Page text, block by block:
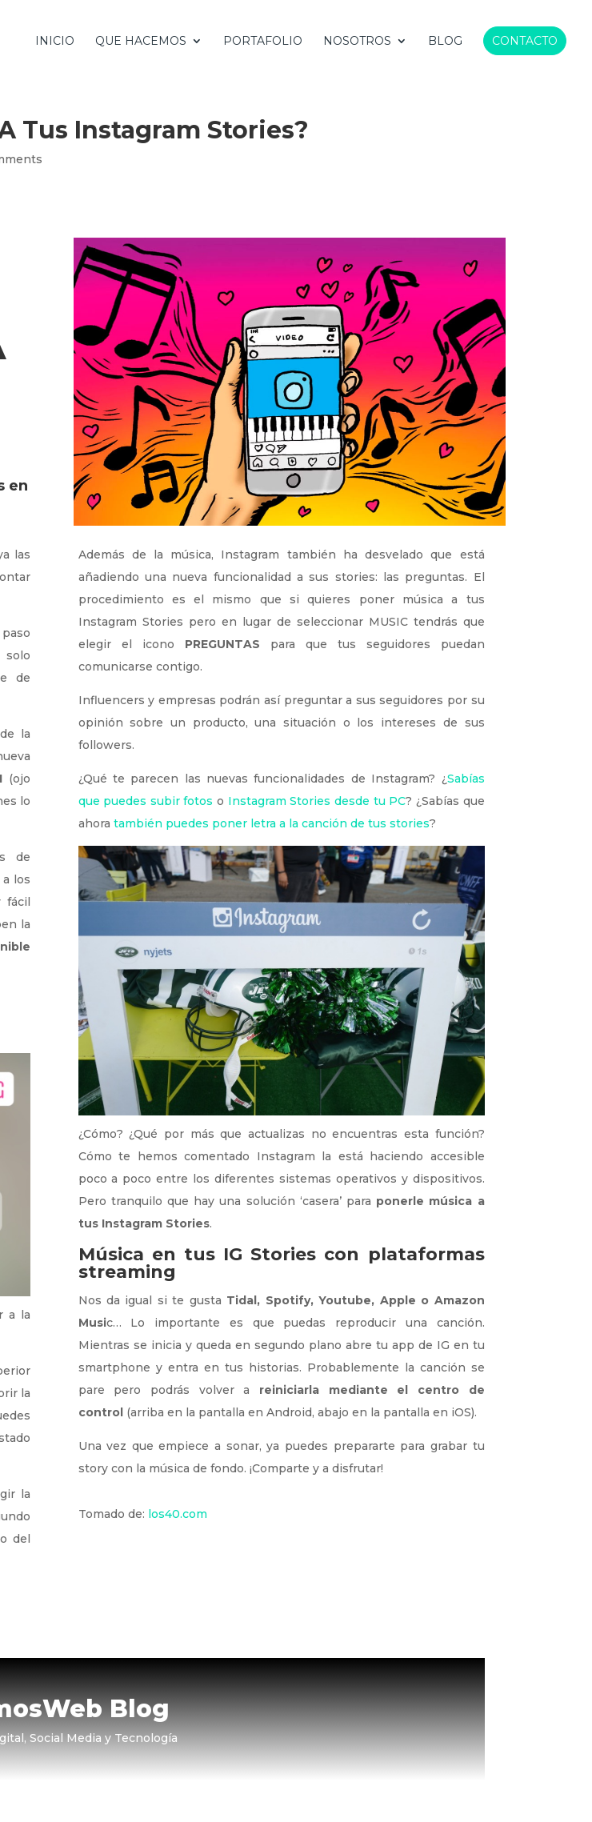
INICIO QUE HACEMOS PORTAFOLIO NOSOTROS BLOG CONTACTO
Tus Instagram Stories?
en
las
solo
de
la
(ojo
lo
de
los
fácil
la
a la
la
la
del
Además de la música, Instagram también ha desvelado que está
añadiendo una nueva funcionalidad a sus stories: las preguntas. El
procedimiento es el mismo que si quieres poner música a tus
Instagram Stories pero en lugar de seleccionar MUSIC tendrás que
elegir el icono
PREGUNTAS
para que tus seguidores puedan
comunicarse contigo.
Influencers y empresas podrán así preguntar a sus seguidores por su
opinión sobre un producto, una situación o los intereses de sus
followers.
¿Qué te parecen las nuevas funcionalidades de Instagram? ¿Sabías
que puedes subir fotos o Instagram Stories desde tu PC? ¿Sabías que
ahora también puedes poner letra a la canción de tus stories?
¿Cómo? ¿Qué por más que actualizas no encuentras esta función?
Cómo te hemos comentado Instagram la está haciendo accesible
poco a poco entre los diferentes sistemas operativos y dispositivos.
Pero tranquilo que hay una solución ‘casera’ para ponerle música a
tus Instagram Stories.
Música en tus IG Stories con plataformas
streaming
Nos da igual si te gusta Tidal, Spotify, Youtube, Apple o Amazon
Music… Lo importante es que puedas reproducir una canción.
Mientras se inicia y queda en segundo plano abre tu app de IG en tu
smartphone y entra en tus historias. Probablemente la canción se
pare pero podrás volver a
reiniciarla mediante el centro de
control (arriba en la pantalla en Android, abajo en la pantalla en iOS).
Una vez que empiece a sonar, ya puedes prepararte para grabar tu
story con la música de fondo. ¡Comparte y a disfrutar!
Tomado de: los40.com
Blog
Social Media y Tecnología